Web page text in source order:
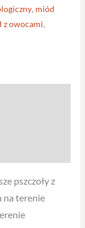
, miód
z owocami,
pszczoły z
na terenie